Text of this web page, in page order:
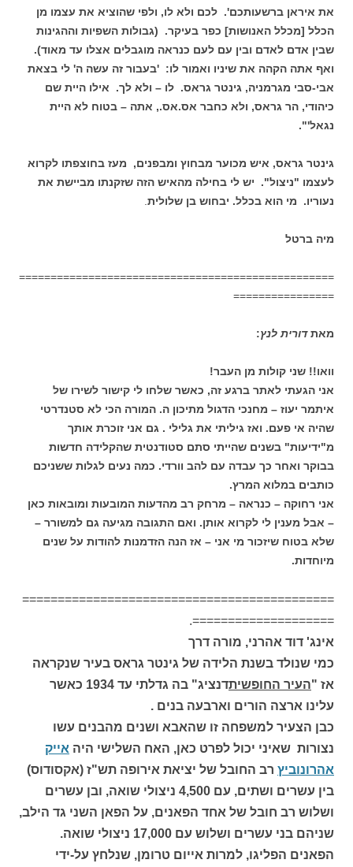
את איראן ברשעותכם'. לכם ולא לו, ולפי שהוציא את עצמו מן
הכלל [מכלל האנושות] כפר בעיקר. (גבולות השפיות וההגינות
שבין אדם לאדם ובין עם לעם כנראה מוגבלים אצלו עד מאוד).
ואף אתה הקהה את שיניו ואמור לו: 'בעבור זה עשה ה' לי בצאת
אבי-סבי מגרמניה, גינטר גראס. לו – ולא לך. אילו היית שם
כיהודי, הר גראס, ולא כחבר אס.אס., אתה – בטוח לא היית
נגאל'".
גינטר גראס, איש מכוער מבחוץ ומבפנים, מעז בחוצפתו לקרוא
לעצמו "ניצול". יש לי בחילה מהאיש הזה שזקנתו מביישת את
נעוריו. מי הוא בכלל. יבחוש בן שלולית
מיה ברטל
==================================================
================
מאתדורית לנץ:‏
וואו!! שני קולות מן העבר!
אני הגעתי לאתר ברגע זה, כאשר שלחו לי קישור לשירו של
איתמר יעוז – מחנכי הדגול מתיכון ה. המורה הכי לא סטנדרטי
שהיה אי פעם. ואז גיליתי את גלילי . גם אני זוכרת אותך
מ"ידיעות" בשנים שהייתי סתם סטודנטית שהקלידה חדשות
בבוקר ואחר כך עבדה עם להב וורדי. כמה נעים לגלות ששניכם
כותבים במלוא המרץ.
אני רחוקה – כנראה – מרחק רב מהדעות המובעות ומובאות כאן
– אבל מענין לי לקרוא אותן. ואם התגובה מגיעה גם למשורר –
שלא בטוח שיזכור מי אני – אז הנה הזדמנות להודות על שנים
מיוחדות.
============================================
====================.
אינג' דוד אהרני, מורה דרך
כמי שנולד בשנת הלידה של גינטר גראס בעיר שנקראה
אז "העיר החופשית
דנציג" בה גדלתי עד 1934 כאשר
עלינו ארצה הורים וארבעה בנים .
כבן הצעיר למשפחה זו שהאבא ושנים מהבנים עשו
נצורות שאיני יכול לפרט כאן, האח השלישי היה אייק
אהרונוביץ רב החובל של יציאת אירופה תש"ז (אקסודוס)
בין עשרים ושתים, עם 4,500 ניצולי שואה, ובן עשרים
ושלוש רב חובל של אחד הפאנים, על הפאן השני גד הילב,
שניהם בני עשרים ושלוש עם 17,000 ניצולי שואה.
הפאנים הפליגו, למרות אייום טרומן, שנלחץ על-ידי